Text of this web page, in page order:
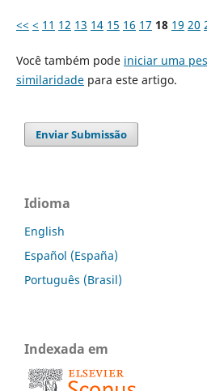
<< < 11 12 13 14 15 16 17 18 19 20
Você também pode iniciar uma
similaridadepara este artigo.
Enviar Submissão
Idioma
English
Español (España)
Português (Brasil)
Indexada em